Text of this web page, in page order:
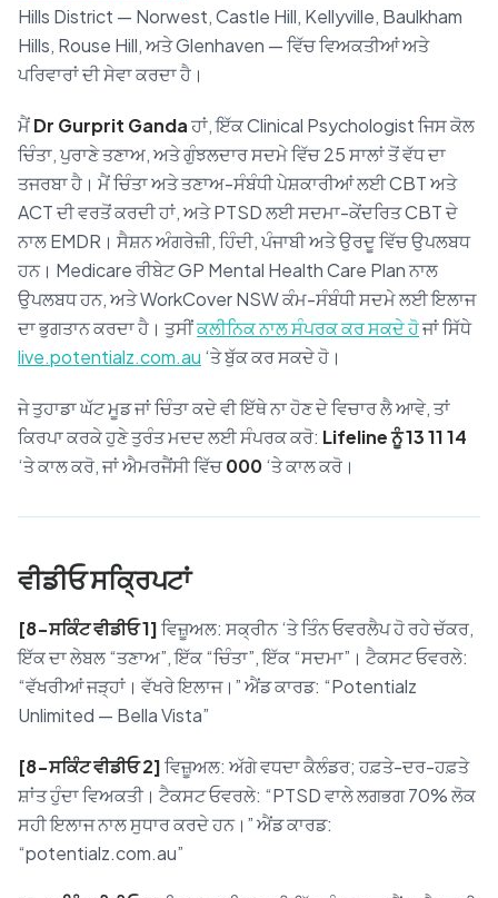
Hills District — Norwest, Castle Hill, Kellyville, Baulkham
Hills, Rouse Hill, ਅਤੇ Glenhaven — ਵਿੱਚ ਵਿਅਕਤੀਆਂ ਅਤੇ
ਪਰਿਵਾਰਾਂ ਦੀ ਸੇਵਾ ਕਰਦਾ ਹੈ।
ਮੈਂDr Gurprit Gandaਹਾਂ, ਇੱਕ Clinical Psychologist ਜਿਸ ਕੋਲ
ਚਿੰਤਾ, ਪੁਰਾਣੇ ਤਣਾਅ, ਅਤੇ ਗੁੰਝਲਦਾਰ ਸਦਮੇ ਵਿੱਚ 25 ਸਾਲਾਂ ਤੋਂ ਵੱਧ ਦਾ
ਤਜਰਬਾ ਹੈ। ਮੈਂ ਚਿੰਤਾ ਅਤੇ ਤਣਾਅ-ਸੰਬੰਧੀ ਪੇਸ਼ਕਾਰੀਆਂ ਲਈ CBT ਅਤੇ
ACT ਦੀ ਵਰਤੋਂ ਕਰਦੀ ਹਾਂ, ਅਤੇ PTSD ਲਈ ਸਦਮਾ-ਕੇਂਦਰਿਤ CBT ਦੇ
ਨਾਲ EMDR। ਸੈਸ਼ਨ ਅੰਗਰੇਜ਼ੀ, ਹਿੰਦੀ, ਪੰਜਾਬੀ ਅਤੇ ਉਰਦੂ ਵਿੱਚ ਉਪਲਬਧ
ਹਨ। Medicare ਰੀਬੇਟ GP Mental Health Care Plan ਨਾਲ
ਉਪਲਬਧ ਹਨ, ਅਤੇ WorkCover NSW ਕੰਮ-ਸੰਬੰਧੀ ਸਦਮੇ ਲਈ ਇਲਾਜ
ਦਾ ਭੁਗਤਾਨ ਕਰਦਾ ਹੈ। ਤੁਸੀਂਕਲੀਨਿਕ ਨਾਲ ਸੰਪਰਕ ਕਰ ਸਕਦੇ ਹੋਜਾਂ ਸਿੱਧੇ
live.potentialz.com.au ‘ਤੇ ਬੁੱਕ ਕਰ ਸਕਦੇ ਹੋ।
ਜੇ ਤੁਹਾਡਾ ਘੱਟ ਮੂਡ ਜਾਂ ਚਿੰਤਾ ਕਦੇ ਵੀ ਇੱਥੇ ਨਾ ਹੋਣ ਦੇ ਵਿਚਾਰ ਲੈ ਆਵੇ, ਤਾਂ
ਕਿਰਪਾ ਕਰਕੇ ਹੁਣੇ ਤੁਰੰਤ ਮਦਦ ਲਈ ਸੰਪਰਕ ਕਰੋ: Lifeline ਨੂੰ 13 11 14
‘ਤੇ ਕਾਲ ਕਰੋ, ਜਾਂ ਐਮਰਜੈਂਸੀ ਵਿੱਚ000‘ਤੇ ਕਾਲ ਕਰੋ।
ਵੀਡੀਓ ਸਕ੍ਰਿਪਟਾਂ
[8-ਸਕਿੰਟ ਵੀਡੀਓ 1]ਵਿਜ਼ੂਅਲ: ਸਕ੍ਰੀਨ ‘ਤੇ ਤਿੰਨ ਓਵਰਲੈਪ ਹੋ ਰਹੇ ਚੱਕਰ,
ਇੱਕ ਦਾ ਲੇਬਲ “ਤਣਾਅ”, ਇੱਕ “ਚਿੰਤਾ”, ਇੱਕ “ਸਦਮਾ”। ਟੈਕਸਟ ਓਵਰਲੇ:
“ਵੱਖਰੀਆਂ ਜੜ੍ਹਾਂ। ਵੱਖਰੇ ਇਲਾਜ।” ਐਂਡ ਕਾਰਡ: “Potentialz
Unlimited — Bella Vista”
[8-ਸਕਿੰਟ ਵੀਡੀਓ 2]ਵਿਜ਼ੂਅਲ: ਅੱਗੇ ਵਧਦਾ ਕੈਲੰਡਰ; ਹਫ਼ਤੇ-ਦਰ-ਹਫ਼ਤੇ
ਸ਼ਾਂਤ ਹੁੰਦਾ ਵਿਅਕਤੀ। ਟੈਕਸਟ ਓਵਰਲੇ: “PTSD ਵਾਲੇ ਲਗਭਗ 70% ਲੋਕ
ਸਹੀ ਇਲਾਜ ਨਾਲ ਸੁਧਾਰ ਕਰਦੇ ਹਨ।” ਐਂਡ ਕਾਰਡ:
“potentialz.com.au”